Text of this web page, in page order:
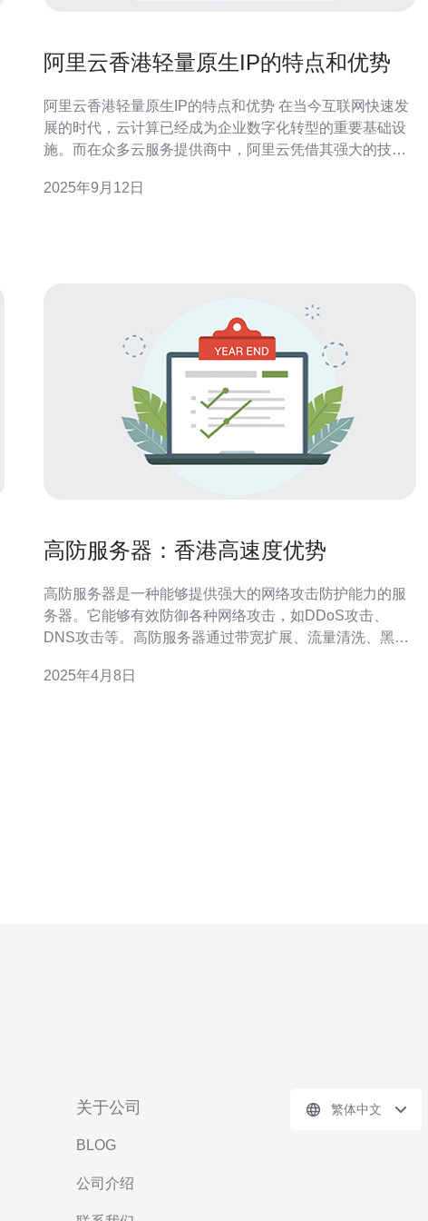
阿里云香港轻量原生IP的特点和优势
阿里云香港轻量原生IP的特点和优势 在当今互联网快速发
展的时代，云计算已经成为企业数字化转型的重要基础设
施。而在众多云服务提供商中，阿里云凭借其强大的技术
其在香港推出的轻量原生IP，更是为众多企业提供了高
2025年9月12日
高防服务器：香港高速度优势
高防服务器是一种能够提供强大的网络攻击防护能力的服
务器。它能够有效防御各种网络攻击，如DDoS攻击、
DNS攻击等。高防服务器通过带宽扩展、流量清洗、黑洞
港作为一个国际化的城市，拥有快速稳定的网络环境。香
2025年4月8日
关于公司
BLOG
公司介绍
繁体中文